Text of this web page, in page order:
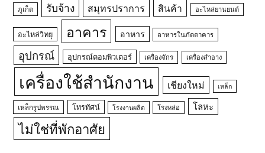
ภูเก็ต รับจ้าง สมุทรปราการ สินค้า อะไหล่ยานยนต์
อะไหล่วิทยุ อาคาร อาหาร อาหารในภัตตาคาร
อุปกรณ์ อุปกรณ์คอมพิวเตอร์ เครื่องจักร เครื่องสำอาง
เครื่องใช้สำนักงาน เชียงใหม่ เหล็ก
เหล็กรูปพรรณ โทรทัศน์ โรงงานผลิต โรงหล่อ โลหะ
ไม่ใช่ที่พักอาศัย